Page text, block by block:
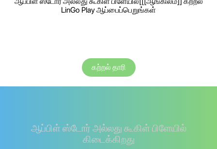
LinGo Play ஆப்பைப்பெறுங்கள்
கற்றல் தாரி
ஆப்பிள் ஸ்டோர் அல்லது கூகிள் பிளேயில்
கிடைக்கிறது